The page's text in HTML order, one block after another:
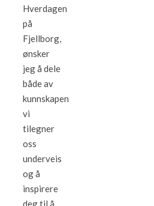
Hverdagen
på
Fjellborg,
ønsker
jeg å dele
både av
kunnskapen
vi
tilegner
oss
underveis
og å
inspirere